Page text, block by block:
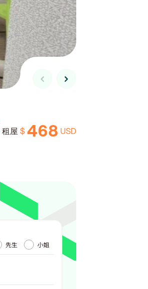
租屋 $ 468 USD
先生
小姐